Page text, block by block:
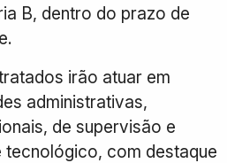
B, dentro do prazo de
irão atuar em
administrativas,
de supervisão e
tecnológico, com destaque